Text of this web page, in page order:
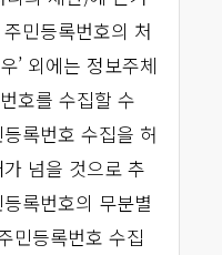
민등록번호의 처
’ 외에는 정보주체
호를 수집할 수
록번호 수집을 허
넘을 것으로 추
록번호의 무분별
민등록번호 수집